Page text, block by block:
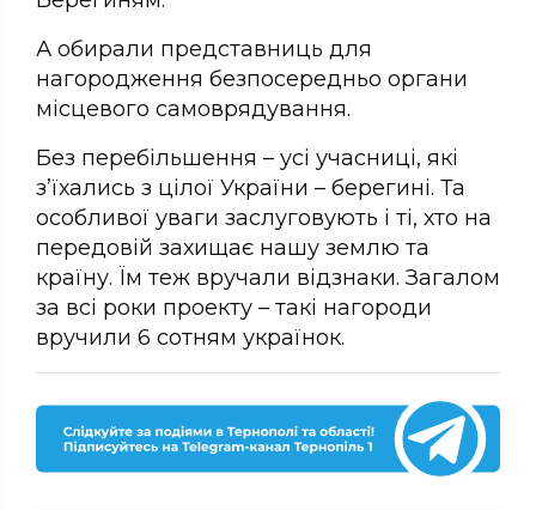
А обирали представниць для
нагородження безпосередньо органи
місцевого самоврядування.
Без перебільшення – усі учасниці, які
з’їхались з цілої України – берегині. Та
особливої уваги заслуговують і ті, хто на
передовій захищає нашу землю та
країну. Їм теж вручали відзнаки. Загалом
за всі роки проекту – такі нагороди
вручили 6 сотням українок.